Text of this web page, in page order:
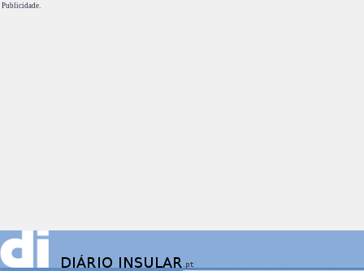
Publicidade.